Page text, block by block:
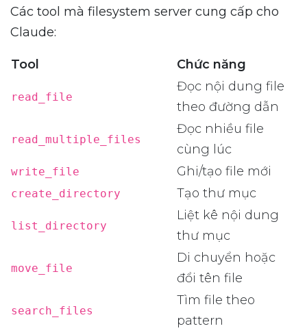
Các tool mà filesystem server cung cấp cho
Claude:
Tool Chức năng
read_file
Đọc nội dung file
theo đường dẫn
read_multiple_files
Đọc nhiều file
cùng lúc
write_file Ghi/tạo file mới
create_directory Tạo thư mục
list_directory
Liệt kê nội dung
thư mục
move_file
Di chuyển hoặc
đổi tên file
search_files
Tìm file theo
pattern